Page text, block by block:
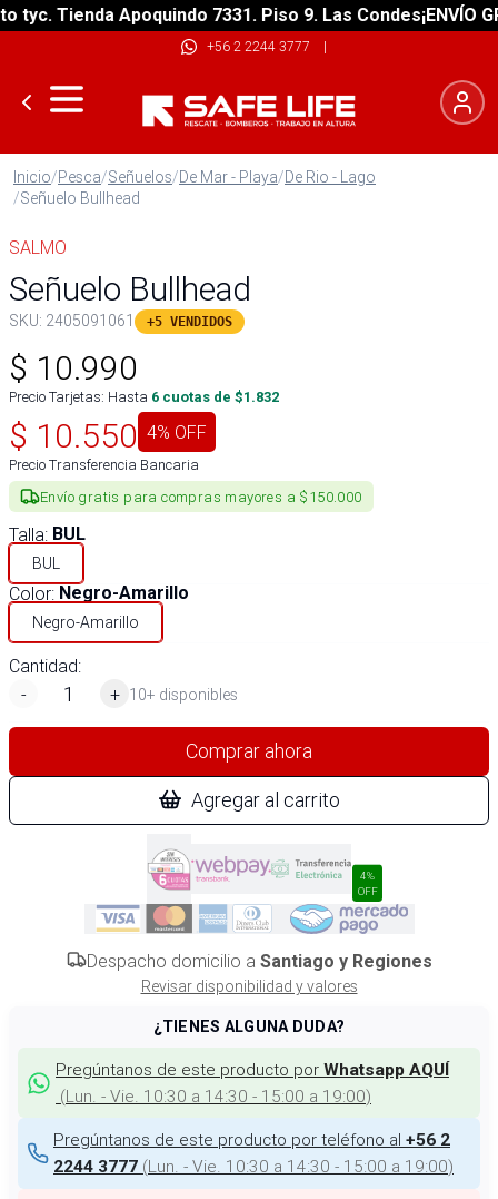
Tienda Apoquindo 7331. Piso 9. Las Condes¡ENVÍO
+56 2 2244 3777 |
Inicio/Pesca/Señuelos/De Mar - Playa/De Rio - Lago
/Señuelo Bullhead
SALMO
Señuelo Bullhead
SKU: 2405091061 +5 VENDIDOS
$ 10.990
Precio Tarjetas: Hasta 6 cuotas de $1.832
$ 10.550 4% OFF
Precio Transferencia Bancaria
Envío gratis para compras mayores a $150.000
Talla: BUL
BUL
Color: Negro-Amarillo
Negro-Amarillo
Cantidad:
-
+ 10+ disponibles
Comprar ahora
Agregar al carrito
4%
OFF
Despacho domicilio a Santiago y Regiones
Revisar disponibilidad y valores
¿TIENES ALGUNA DUDA?
Pregúntanos de este producto por Whatsapp AQUÍ
(Lun. - Vie. 10:30 a 14:30 - 15:00 a 19:00)
Pregúntanos de este producto por teléfono al +56 2
2244 3777 (Lun. - Vie. 10:30 a 14:30 - 15:00 a 19:00)